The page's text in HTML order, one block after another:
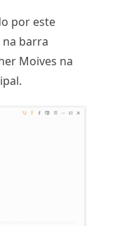
por este
barra
Moives na